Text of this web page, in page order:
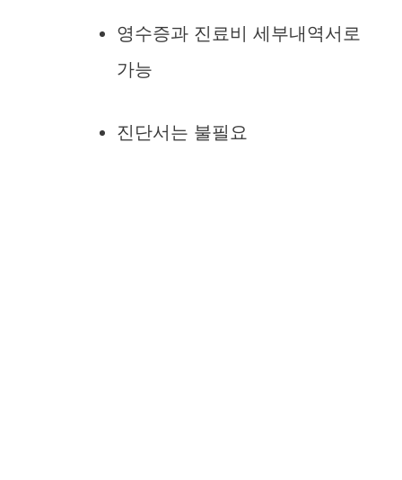
영수증과 진료비 세부내역서로
가능
진단서는 불필요